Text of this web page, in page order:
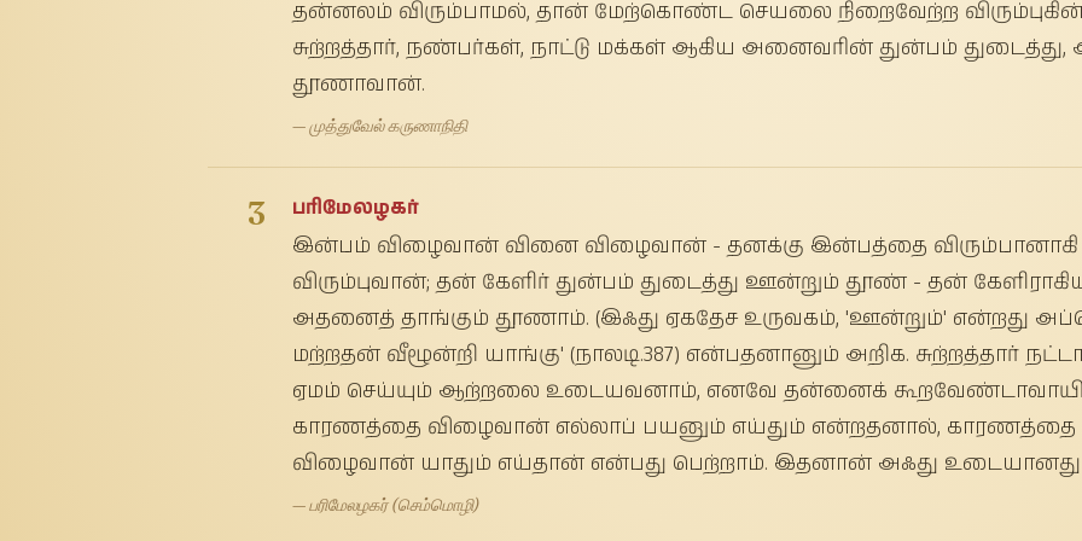
தன்னலம் விரும்பாமல், தான் மேற்கொண்ட செயலை நிறைவேற்ற
சுற்றத்தார், நண்பர்கள், நாட்டு மக்கள் ஆகிய அனைவரின் துன்பம் துடைத்து,
தூணாவான்.
— முத்துவேல் கருணாநிதி
3 பரிமேலழகர்
இன்பம் விழைவான் வினை விழைவான் - தனக்கு இன்பத்தை
விரும்புவான்; தன் கேளிர் துன்பம் துடைத்து ஊன்றும் தூண் - தன்
அதனைத் தாங்கும் தூணாம். (இஃது ஏகதேச உருவகம், 'ஊன்றும்' என்றது
மற்றதன் வீழூன்றி யாங்கு' (நாலடி.387) என்பதனானும் அறிக. சுற்றத்தார்
ஏமம் செய்யும் ஆற்றலை உடையவனாம், எனவே தன்னைக்
காரணத்தை விழைவான் எல்லாப் பயனும் எய்தும் என்றதனால், காரணத்தை
விழைவான் யாதும் எய்தான் என்பது பெற்றாம். இதனான் அஃது உடையானது
— பரிமேலழகர் (செம்மொழி)